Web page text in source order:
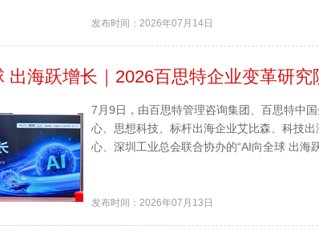
发布时间：2026年07月14日
出海跃增长｜2026百思特企业变革研
7月9日，由百思特管理咨询集团、百思特中
心、思想科技、标杆出海企业艾比森、科技
心、深圳工业总会联合协办的“AI向全球 出海
发布时间：2026年07月13日